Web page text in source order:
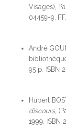
Visages),
04459-9.
André
95 p. ISBN
Hubert
discours,
1999. ISBN